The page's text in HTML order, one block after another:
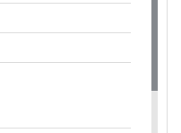
ортопедическим
мебели и большие
встроенного